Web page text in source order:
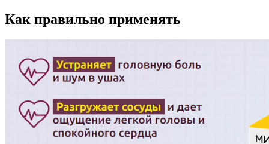
Как правильно применять